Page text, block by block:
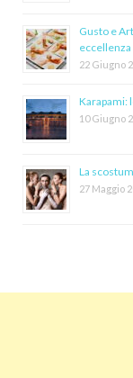
Gusto e
eccellenza
22 Giugno
Karapami:
10 Giugno
La
27 Maggio